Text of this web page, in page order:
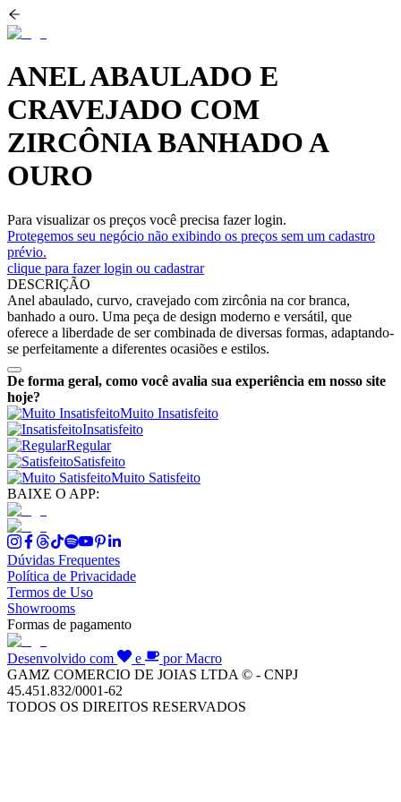
ANEL ABAULADO E
CRAVEJADO COM
ZIRCÔNIA BANHADO A
OURO
Para visualizar os preços você precisa fazer login.
Protegemos seu negócio não exibindo os preços sem um cadastro
prévio.
clique para fazer login ou cadastrar
DESCRIÇÃO
Anel abaulado, curvo, cravejado com zircônia na cor branca,
banhado a ouro. Uma peça de design moderno e versátil, que
oferece a liberdade de ser combinada de diversas formas, adaptando-
se perfeitamente a diferentes ocasiões e estilos.
De forma geral, como você avalia sua experiência em nosso site
hoje?
Muito Insatisfeito
Insatisfeito
Regular
Satisfeito
Muito Satisfeito
BAIXE O APP:
Dúvidas Frequentes
Política de Privacidade
Termos de Uso
Showrooms
Formas de pagamento
Desenvolvido com e
por Macro
GAMZ COMERCIO DE JOIAS LTDA © - CNPJ
45.451.832/0001-62
TODOS OS DIREITOS RESERVADOS